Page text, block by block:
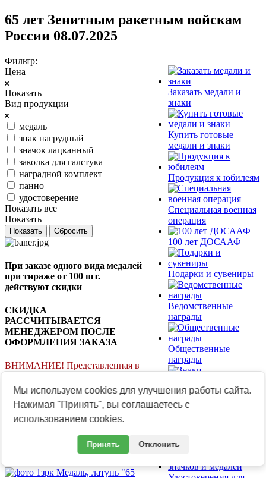
65 лет Зенитным ракетным войскам
России 08.07.2025
Фильтр:
Цена
Показать
Вид продукции
медаль
знак нагрудный
значок лацканный
заколка для галстука
наградной комплект
панно
удостоверение
Показать все
Показать
Сбросить
При заказе одного вида медалей
при тираже от 100 шт.
действуют скидки
СКИДКА
РАССЧИТЫВАЕТСЯ
МЕНЕДЖЕРОМ ПОСЛЕ
ОФОРМЛЕНИЯ ЗАКАЗА
ВНИМАНИЕ! Представленная в
изготавливается под Ваш заказ.
Купить готовые знаки и медали
на сайте ZNAKS.RU
1зрк Медаль, латунь "65 лет
Зенитным ракетным войскам
Заказать медали и
знаки
Купить готовые
медали и знаки
Продукция к юбилеям
Специальная военная
операция
100 лет ДОСААФ
Подарки и сувениры
Ведомственные
награды
Общественные
награды
Знаки
Знаки классности
Мы используем cookies для улучшения работы сайта.
Нажимая "Принять", вы соглашаетесь с
использованием cookies.
Принять Отклонить